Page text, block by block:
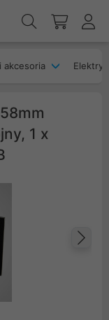
akcesoria
1 x